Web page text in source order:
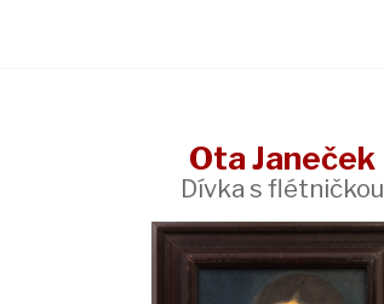
Ota Janeček
Dívka s flétničkou